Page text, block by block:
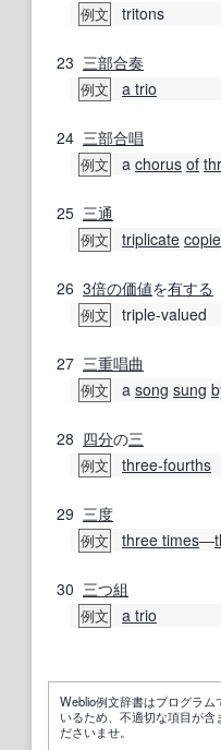
例文 tritons
23 三部合奏
例文 a trio
24 三部合唱
例文 a chorus of
25 三通
例文 triplicate
26 3倍の価値を有する
例文 triple-valued
27 三重唱曲
例文 a song sung
28 四分の三
例文 three-fourths
29 三度
例文 three times―
30 三つ組
例文 a trio
Weblio例文辞書はプログラ
いるため、不適切な項目が含
ださいませ。